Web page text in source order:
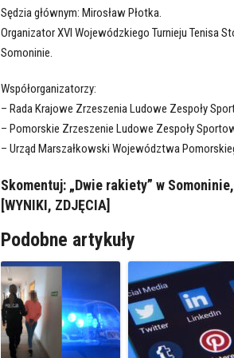
Sędzia głównym: Mirosław Płotka.
Organizator XVI Wojewódzkiego Turnieju Tenisa
Somoninie.
Współorganizatorzy:
– Rada Krajowe Zrzeszenia Ludowe Zespoły
– Pomorskie Zrzeszenie Ludowe Zespoły
– Urząd Marszałkowski Województwa
Skomentuj: „Dwie rakiety” w
[WYNIKI, ZDJĘCIA]
Podobne artykuły